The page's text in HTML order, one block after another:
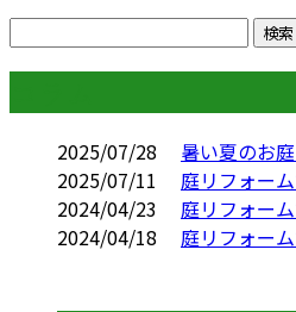
2025/07/28
暑い夏のお
2025/07/11
庭リフォー
2024/04/23
庭リフォー
2024/04/18
庭リフォー